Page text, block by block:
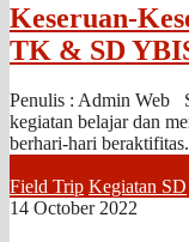
Keseruan-
TK & SD
Penulis : Admin Web
kegiatan belajar dan
berhari-hari
Field Trip Kegiatan SD
14 October 2022